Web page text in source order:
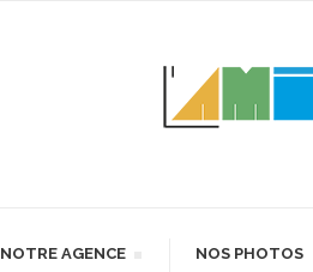
NOTRE AGENCE NOS PHOTOS